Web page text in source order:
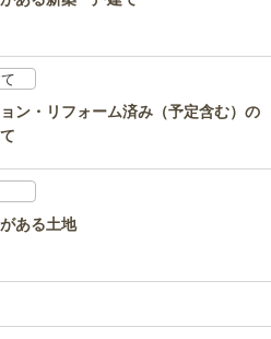
ン・リフォーム済み（予定含む）の
ある土地